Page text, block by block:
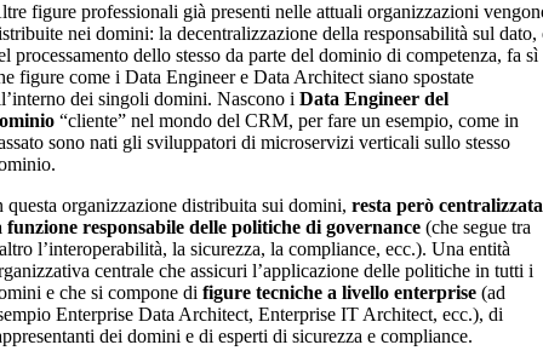
figure professionali già presenti nelle attuali organizzazioni
nei domini: la decentralizzazione della responsabilità sul dato,
processamento dello stesso da parte del dominio di competenza, fa sì
figure come i Data Engineer e Data Architect siano spostate
dei singoli domini. Nascono iData Engineer del
“cliente” nel mondo del CRM, per fare un esempio, come in
sono nati gli sviluppatori di microservizi verticali sullo stesso
questa organizzazione distribuita sui domini,resta però centralizzata
funzione responsabile delle politiche di governance (che segue tra
l’interoperabilità, la sicurezza, la compliance, ecc.). Una entità
centrale che assicuri l’applicazione delle politiche in tutti i
e che si compone difigure tecniche a livello enterprise (ad
Enterprise Data Architect, Enterprise IT Architect, ecc.), di
dei domini e di esperti di sicurezza e compliance.